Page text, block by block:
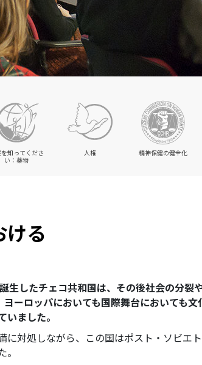
を知ってくださ
い：薬物
人権 精神保健の健全化
ける
生したチェコ共和国は、その後社会の分裂
ーロッパにおいても国際舞台においても文
ました。
に対処しながら、この国はポスト・ソビエ